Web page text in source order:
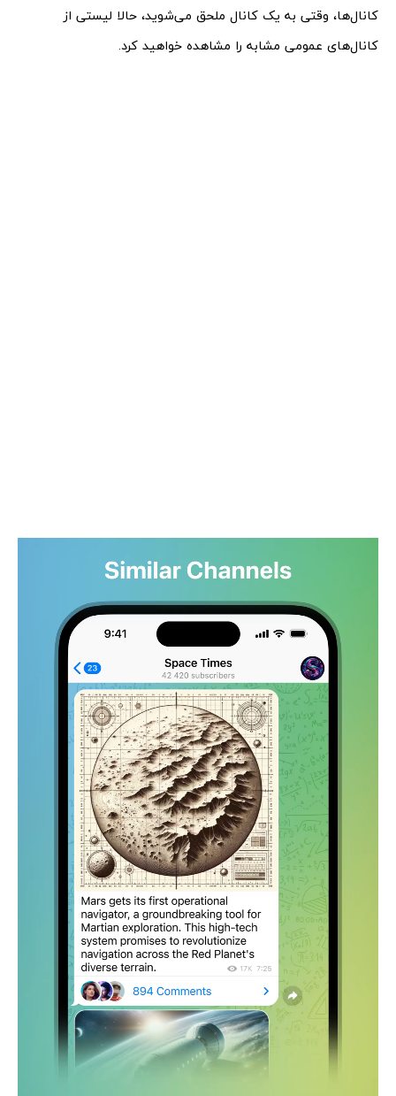
کانال‌ها، وقتی به یک کانال ملحق می‌شوید، حالا لیستی از
کانال‌های عمومی مشابه را مشاهده خواهید کرد.